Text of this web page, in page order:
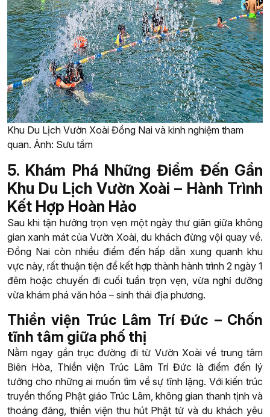
Khu Du Lịch Vườn Xoài Đồng Nai và kinh nghiệm tham
quan. Ảnh: Sưu tầm
5. Khám Phá Những Điểm Đến Gần
Khu Du Lịch Vườn Xoài – Hành Trình
Kết Hợp Hoàn Hảo
Sau khi tận hưởng trọn vẹn một ngày thư giãn giữa không
gian xanh mát của Vườn Xoài, du khách đừng vội quay về.
Đồng Nai còn nhiều điểm đến hấp dẫn xung quanh khu
vực này, rất thuận tiện để kết hợp thành hành trình 2 ngày 1
đêm hoặc chuyến đi cuối tuần trọn vẹn, vừa nghỉ dưỡng
vừa khám phá văn hóa – sinh thái địa phương.
Thiền viện Trúc Lâm Trí Đức – Chốn
tĩnh tâm giữa phố thị
Nằm ngay gần trục đường đi từ Vườn Xoài về trung tâm
Biên Hòa, Thiền viện Trúc Lâm Trí Đức là điểm đến lý
tưởng cho những ai muốn tìm về sự tĩnh lặng. Với kiến trúc
truyền thống Phật giáo Trúc Lâm, không gian thanh tịnh và
thoáng đãng, thiền viện thu hút Phật tử và du khách yêu